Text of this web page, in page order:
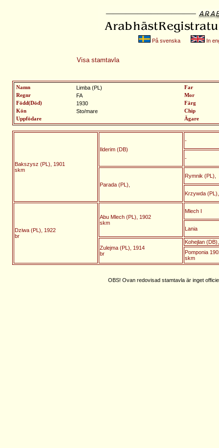
På svenska In
Visa stamtavla
Namn Limba (PL)
Far
Regnr
FA
Mor
Född(Död)
1930
Färg
Kön
Sto/mare
Chip
Uppfödare
Ägare
Bakszysz (PL), 1901
skm
Ilderim (DB)
-
-
Parada (PL),
Rymnik (PL),
Krzywda (PL),
Dziwa (PL), 1922
br
Abu Mlech (PL), 1902
skm
Mlech I
Lania
Zulejma (PL), 1914
br
Kohejlan (DB),
Pomponia
skm
OBS! Ovan redovisad stamtavla är inget